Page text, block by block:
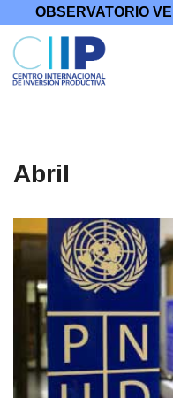
OBSERVATORIO
Abril